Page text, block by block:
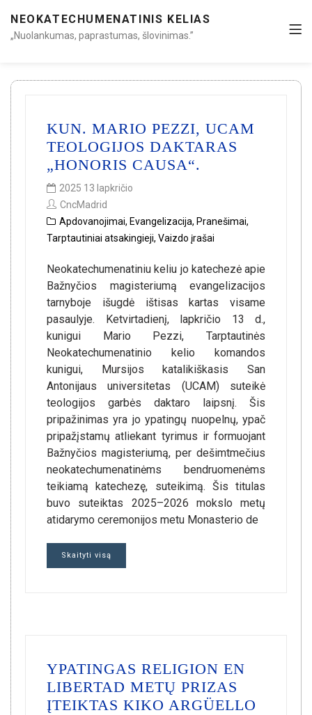
NEOKATECHUMENATINIS KELIAS
„Nuolankumas, paprastumas, šlovinimas.”
KUN. MARIO PEZZI, UCAM
TEOLOGIJOS DAKTARAS
„HONORIS CAUSA“.
2025 13 lapkričio
CncMadrid
Apdovanojimai, Evangelizacija, Pranešimai,
Tarptautiniai atsakingieji, Vaizdo įrašai
Neokatechumenatiniu keliu jo katechezė apie
Bažnyčios magisteriumą evangelizacijos
tarnyboje išugdė ištisas kartas visame
pasaulyje. Ketvirtadienį, lapkričio 13 d.,
kunigui Mario Pezzi, Tarptautinės
Neokatechumenatinio kelio komandos
kunigui, Mursijos katalikiškasis San
Antonijaus universitetas (UCAM) suteikė
teologijos garbės daktaro laipsnį. Šis
pripažinimas yra jo ypatingų nuopelnų, ypač
pripažįstamų atliekant tyrimus ir formuojant
Bažnyčios magisteriumą, per dešimtmečius
neokatechumenatinėms bendruomenėms
teikiamą katechezę, suteikimą. Šis titulas
buvo suteiktas 2025–2026 mokslo metų
atidarymo ceremonijos metu Monasterio de
Skaityti visą
YPATINGAS RELIGION EN
LIBERTAD METŲ PRIZAS
ĮTEIKTAS KIKO ARGÜELLO